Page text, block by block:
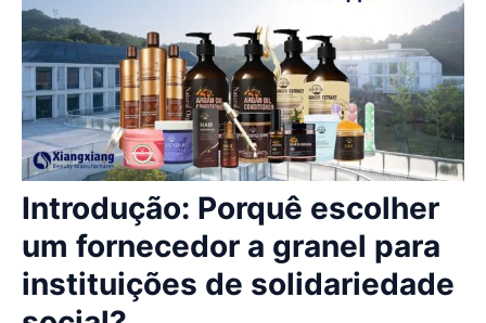
Introdução: Porquê escolher
um fornecedor a granel para
instituições de solidariedade